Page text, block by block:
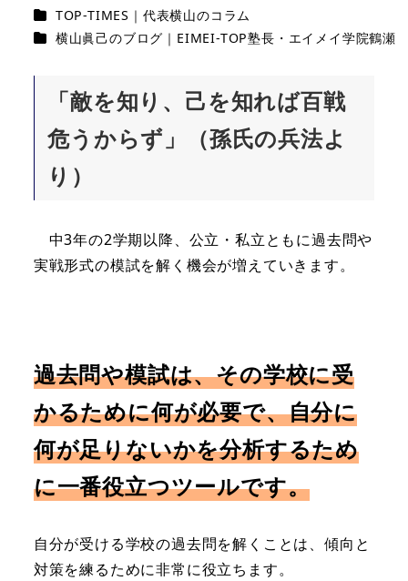
カテゴリー
TOP-TIMES｜代表横山のコラム
カテゴリー
横山眞己のブログ｜EIMEI-TOP塾長・エイメイ学院鶴瀬
「敵を知り、己を知れば百戦
危うからず」（孫氏の兵法よ
り）
中3年の2学期以降、公立・私立ともに過去問や
実戦形式の模試を解く機会が増えていきます。
過去問や模試は、その学校に受
かるために何が必要で、自分に
何が足りないかを分析するため
に一番役立つツールです。
自分が受ける学校の過去問を解くことは、傾向と
対策を練るために非常に役立ちます。